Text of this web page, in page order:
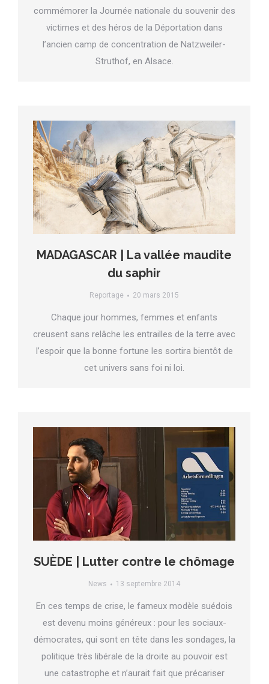
commémorer la Journée nationale du souvenir des
victimes et des héros de la Déportation dans
l’ancien camp de concentration de Natzweiler-
Struthof, en Alsace.
MADAGASCAR | La vallée maudite
du saphir
Reportage 20 mars 2015
Chaque jour hommes, femmes et enfants
creusent sans relâche les entrailles de la terre avec
l’espoir que la bonne fortune les sortira bientôt de
cet univers sans foi ni loi.
SUÈDE | Lutter contre le chômage
News 13 septembre 2014
En ces temps de crise, le fameux modèle suédois
est devenu moins généreux : pour les sociaux-
démocrates, qui sont en tête dans les sondages, la
politique très libérale de la droite au pouvoir est
une catastrophe et n’aurait fait que précariser